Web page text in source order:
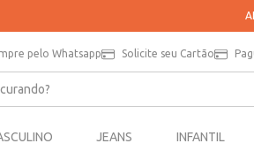
PARCELE
pelo Whatsapp Solicite seu Cartão
JEANS INFANTIL